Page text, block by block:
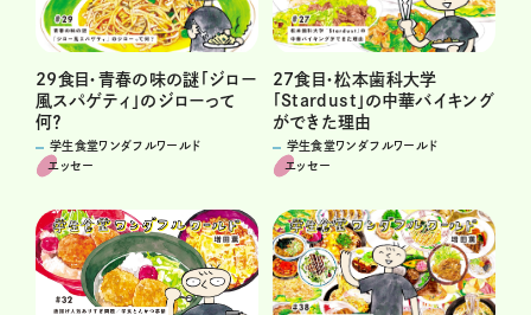
29食目・青春の味の謎「ジロー
風スパゲティ」のジローって
何？
学生食堂ワンダフルワールド
エッセー
27食目・松本歯科大学
「Stardust」の中華バイキング
ができた理由
学生食堂ワンダフルワールド
エッセー